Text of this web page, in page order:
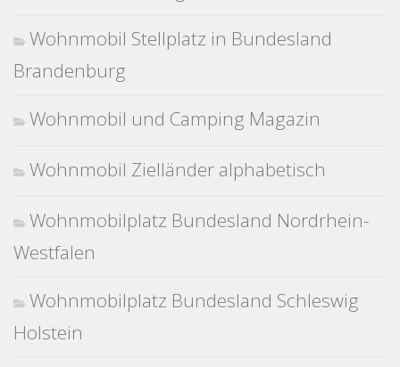
Wohnmobil Stellplatz in Bundesland
Brandenburg
Wohnmobil und Camping Magazin
Wohnmobil Zielländer alphabetisch
Wohnmobilplatz Bundesland Nordrhein-
Westfalen
Wohnmobilplatz Bundesland Schleswig
Holstein